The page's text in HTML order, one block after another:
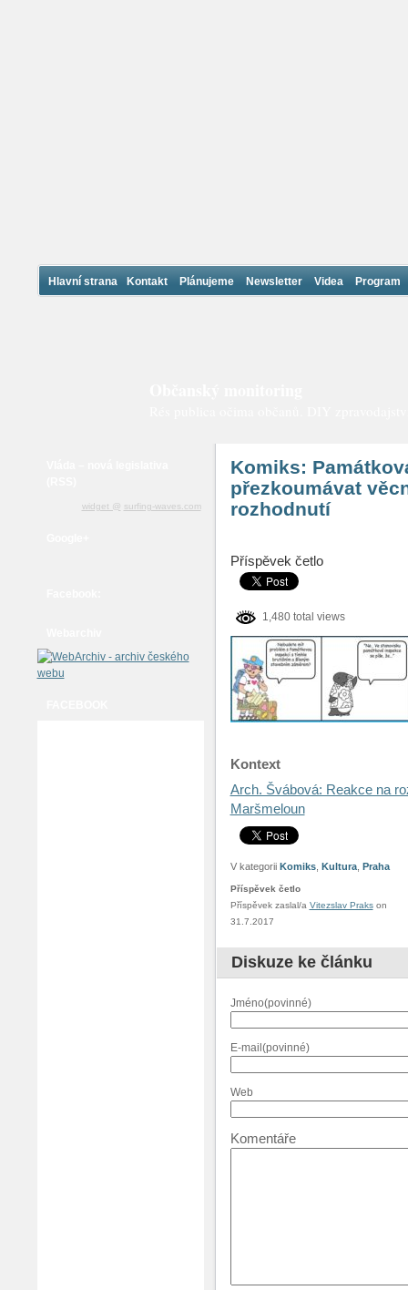
Hlavní strana Kontakt Plánujeme Newsletter Videa Program
widget @ surfing-waves.com
Komiks:
přezkoumávat
rozhodnutí
Příspěvek četlo
1,480 total views
Kontext
Arch. Švábová: Reakce na
Maršmeloun
V kategorii Komiks, Kultura, Praha
Příspěvek četlo
Příspěvek zaslal/a Vitezslav Prakson
31.7.2017
Diskuze ke článku
Jméno(povinné)
E-mail(povinné)
Web
Komentáře